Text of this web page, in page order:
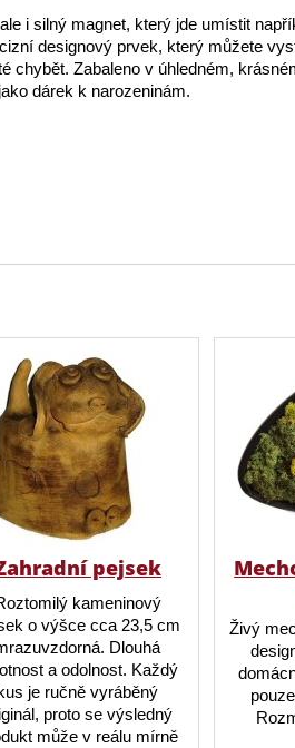
i silný magnet, který jde umístit
designový prvek, který můžete
chybět. Zabaleno v úhledném,
dárek k narozeninám.
pejsek
kameninový
o výšce cca 23,5 cm
Dlouhá
a odolnost. Každý
je ručně vyráběný
proto se výsledný
může v reálu mírně
Živý